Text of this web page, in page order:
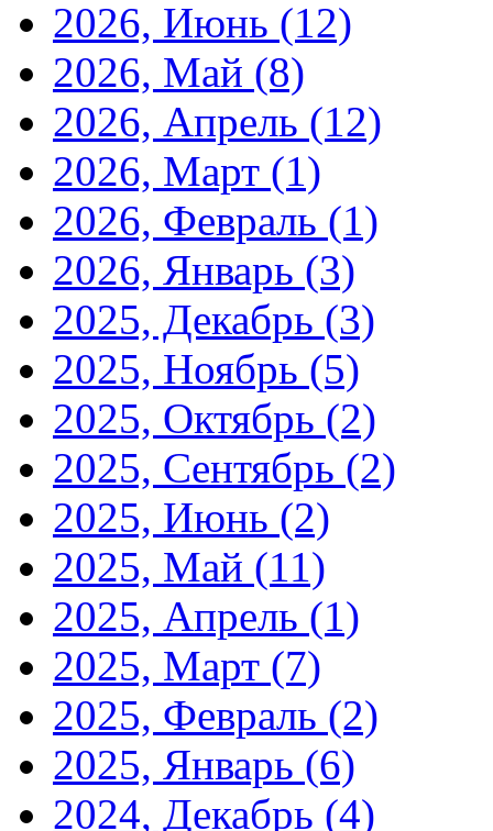
2026, Июнь (12)
2026, Май (8)
2026, Апрель (12)
2026, Март (1)
2026, Февраль (1)
2026, Январь (3)
2025, Декабрь (3)
2025, Ноябрь (5)
2025, Октябрь (2)
2025, Сентябрь (2)
2025, Июнь (2)
2025, Май (11)
2025, Апрель (1)
2025, Март (7)
2025, Февраль (2)
2025, Январь (6)
2024, Декабрь (4)